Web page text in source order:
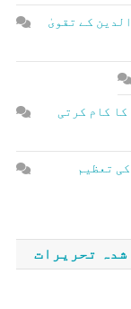
کے تقویٰ
کام کرتی
کی تعظیم
شدہ تحریرات